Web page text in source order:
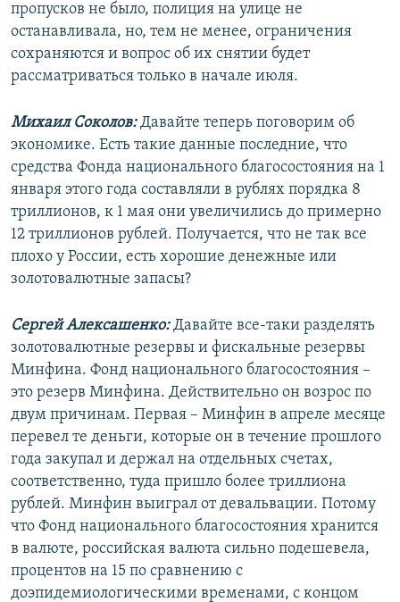
пропусков не было, полиция на улице не
останавливала, но, тем не менее, ограничения
сохраняются и вопрос об их снятии будет
рассматриваться только в начале июля.
Михаил Соколов:Давайте теперь поговорим об
экономике. Есть такие данные последние, что
средства Фонда национального благосостояния на 1
января этого года составляли в рублях порядка 8
триллионов, к 1 мая они увеличились до примерно
12 триллионов рублей. Получается, что не так все
плохо у России, есть хорошие денежные или
золотовалютные запасы?
Сергей Алексашенко:Давайте все-таки разделять
золотовалютные резервы и фискальные резервы
Минфина. Фонд национального благосостояния –
это резерв Минфина. Действительно он возрос по
двум причинам. Первая – Минфин в апреле месяце
перевел те деньги, которые он в течение прошлого
года закупал и держал на отдельных счетах,
соответственно, туда пришло более триллиона
рублей. Минфин выиграл от девальвации. Потому
что Фонд национального благосостояния хранится
в валюте, российская валюта сильно подешевела,
процентов на 15 по сравнению с
доэпидемиологическими временами, с концом